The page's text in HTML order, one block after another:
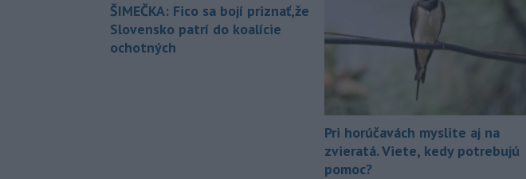
ŠIMEČKA: Fico sa bojí priznať,že
Slovensko patrí do koalície
ochotných
Pri horúčavách myslite aj na
zvieratá. Viete, kedy potrebujú
pomoc?